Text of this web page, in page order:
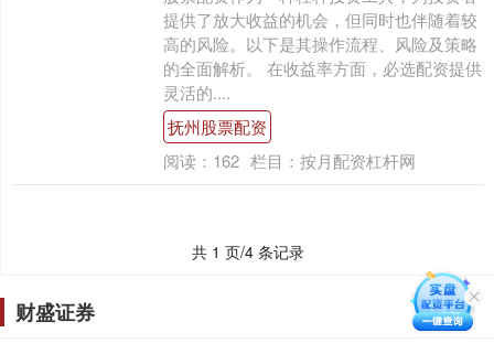
提供了放大收益的机会，但同时也伴随着较
高的风险。以下是其操作流程、风险及策略
的全面解析。 在收益率方面，必选配资提供
灵活的....
抚州股票配资
阅读： 162 栏目： 按月配资杠杆网
共 1 页/4 条记录
财盛证券